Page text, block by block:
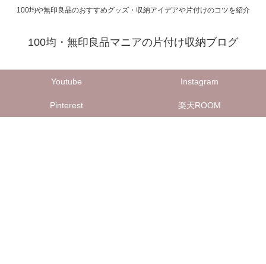
100均や無印良品のおすすめグッズ・収納アイデアや片付けのコツを紹介
100均・無印良品マニアの片付け収納ブログ
Youtube Instagram
Pinterest 楽天ROOM